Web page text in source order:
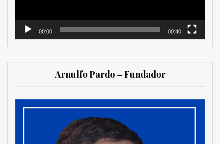
00:00 00:40
Arnulfo Pardo – Fundador